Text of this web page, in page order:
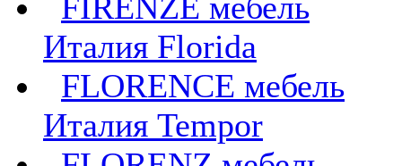
Италия Florida
FLORENCE мебель
Италия Tempor